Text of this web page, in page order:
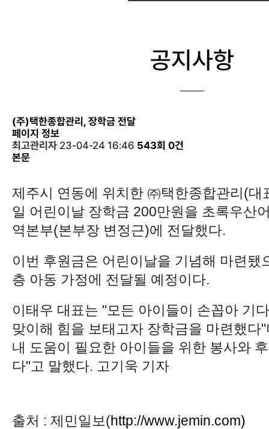
공지사항
(주)택한종합관리, 장학금 전달
페이지 정보
최고관리자 23-04-24 16:46 543회 0건
본문
제주시 연동에 위치한 ㈜택한종합관리(대
일 어린이날 장학금 200만원을 초록우산
역본부(본부장 변정근)에 전달했다.
이번 후원금은 어린이날을 기념해 마련됐
층 아동 가정에 전달될 예정이다.
이태우 대표는 "모든 아이들이 손꼽아 기
맞이해 힘을 보태고자 장학금을 마련했다
내 도움이 필요한 아이들을 위한 봉사와
다"고 말했다. 고기욱 기자
출처 : 제민일보(http://www.jemin.com)